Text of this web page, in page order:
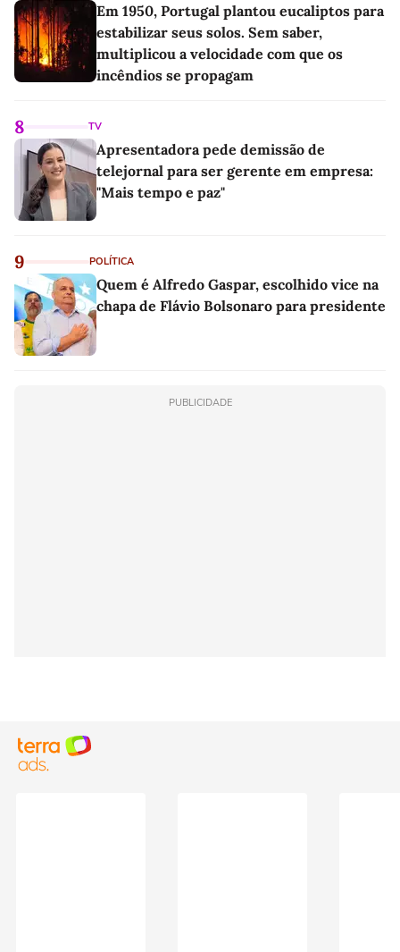
Em 1950, Portugal plantou eucaliptos para
estabilizar seus solos. Sem saber,
multiplicou a velocidade com que os
incêndios se propagam
8 TV
Apresentadora pede demissão de
telejornal para ser gerente em empresa:
"Mais tempo e paz"
9 POLÍTICA
Quem é Alfredo Gaspar, escolhido vice na
chapa de Flávio Bolsonaro para presidente
PUBLICIDADE